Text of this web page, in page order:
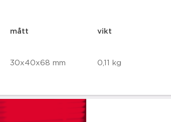
mått vikt
30x40x68 mm 0,11 kg